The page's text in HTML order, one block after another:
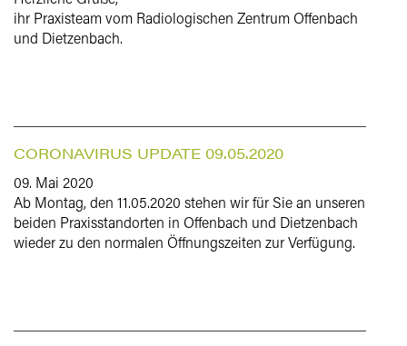
ihr Praxisteam vom Radiologischen Zentrum Offenbach
und Dietzenbach.
CORONAVIRUS UPDATE 09.05.2020
09. Mai 2020
Ab Montag, den 11.05.2020 stehen wir für Sie an unseren
beiden Praxisstandorten in Offenbach und Dietzenbach
wieder zu den normalen Öffnungszeiten zur Verfügung.